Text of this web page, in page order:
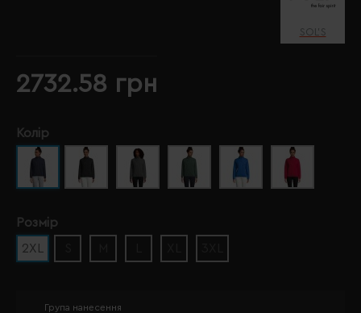
SOL’S
2732.58 грн
Колір
Розмір
2XL
Група нанесення